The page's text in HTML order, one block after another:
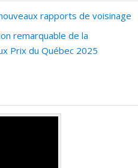
rapports de voisinage
remarquable de la
Prix du Québec 2025